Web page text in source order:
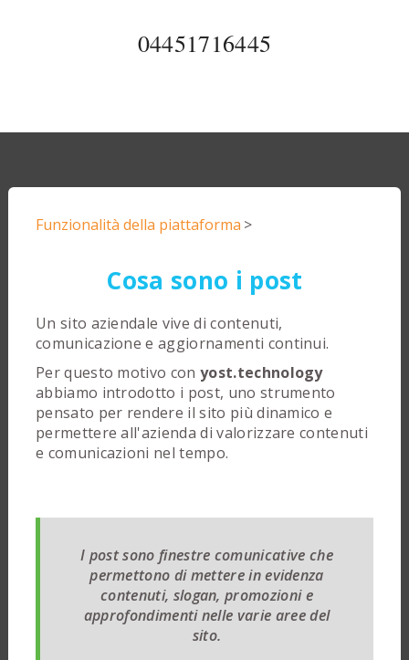
04451716445
Funzionalità della piattaforma >
Cosa sono i post
Un sito aziendale vive di contenuti,
comunicazione e aggiornamenti continui.
Per questo motivo con yost.technology
abbiamo introdotto i post, uno strumento
pensato per rendere il sito più dinamico e
permettere all'azienda di valorizzare contenuti
e comunicazioni nel tempo.
I post sono finestre comunicative che
permettono di mettere in evidenza
contenuti, slogan, promozioni e
approfondimenti nelle varie aree del
sito.